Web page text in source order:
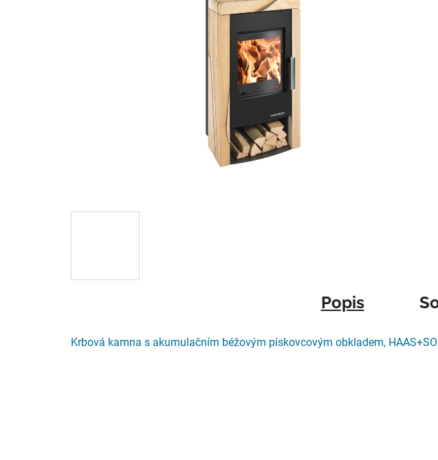
Popis
Krbová kamna s akumulačním béžovým pískovcovým obkladem,